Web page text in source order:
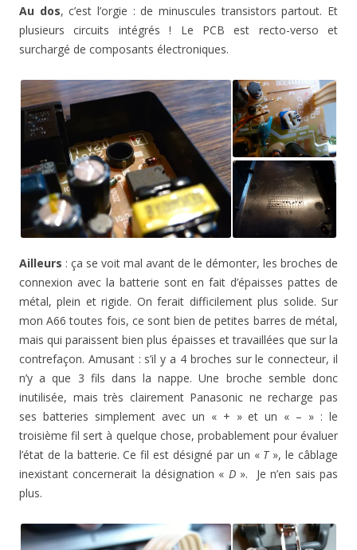
Au dos, c’est l’orgie : de minuscules transistors partout. Et
plusieurs circuits intégrés ! Le PCB est recto-verso et
surchargé de composants électroniques.
Ailleurs : ça se voit mal avant de le démonter, les broches de
connexion avec la batterie sont en fait d’épaisses pattes de
métal, plein et rigide. On ferait difficilement plus solide. Sur
mon A66 toutes fois, ce sont bien de petites barres de métal,
mais qui paraissent bien plus épaisses et travaillées que sur la
contrefaçon. Amusant : s’il y a 4 broches sur le connecteur, il
n’y a que 3 fils dans la nappe. Une broche semble donc
inutilisée, mais très clairement Panasonic ne recharge pas
ses batteries simplement avec un « + » et un « – » : le
troisième fil sert à quelque chose, probablement pour évaluer
l’état de la batterie. Ce fil est désigné par un « T», le câblage
inexistant concernerait la désignation « D». Je n’en sais pas
plus.